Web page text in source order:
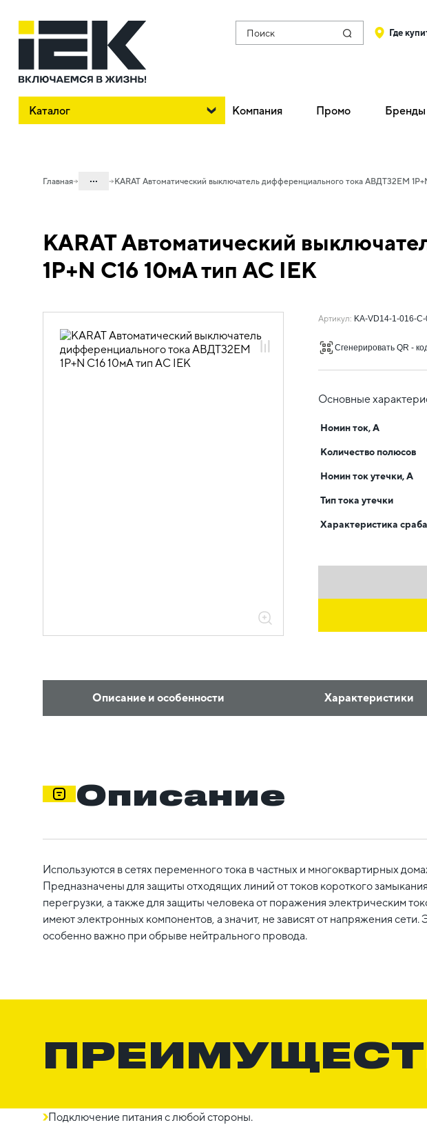
Поиск Где
Каталог Компания Промо Бренды
Главная ...
01. Модульное оборудование
KARAT
выключатели дифференциального
тока АВДТ
KARAT Автоматический выключатель дифференциального тока АВДТ32EM
KARAT Автоматический
1P+N C16 10мА тип AC IEK
Артикул: KA-VD14-1-016-C-
Сгенерировать QR -
Основные
Номин ток, А
Количество полюсов
Номин ток утечки, А
Тип тока утечки
Характеристика
Описание и особенности Характеристики
Описание
Используются в сетях переменного тока в частных и многоквартирных
Предназначены для защиты отходящих линий от токов короткого
перегрузки, а также для защиты человека от поражения электрическим
имеют электронных компонентов, а значит, не зависят от напряжения сети.
особенно важно при обрыве нейтрального провода.
Подключение питания с любой стороны.